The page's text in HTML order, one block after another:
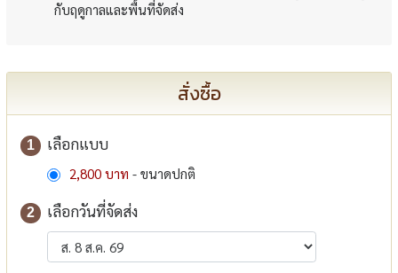
กับฤดูกาลและพื้นที่จัดส่ง
สั่งซื้อ
1 เลือกแบบ
2,800 บาท - ขนาดปกติ
2 เลือกวันที่จัดส่ง